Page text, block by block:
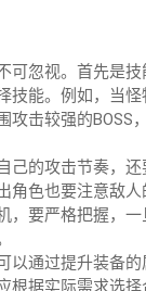
忽视。首先是技
技能。例如，当
击较强的BOSS
的攻击节奏，
角色也要注意敌
，要严格把握，
以通过提升装备
根据实际需求选